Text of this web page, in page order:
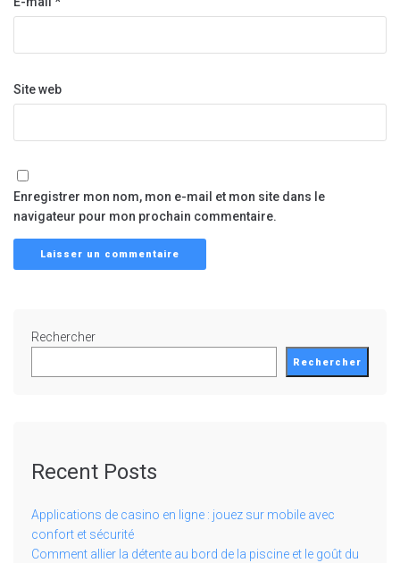
Site web
Enregistrer mon nom, mon e-mail et mon site dans le
navigateur pour mon prochain commentaire.
Rechercher
Rechercher
Recent Posts
Applications de casino en ligne : jouez sur mobile avec
confort et sécurité
Comment allier la détente au bord de la piscine et le goût du